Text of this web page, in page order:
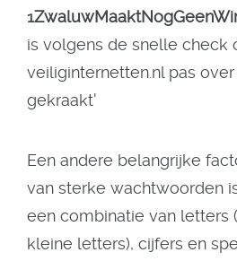
is volgens de snelle check
veiliginternetten.nl pas
gekraakt'
Een andere belangrijke
van sterke wachtwoorden
een combinatie van letters
kleine letters), cijfers en